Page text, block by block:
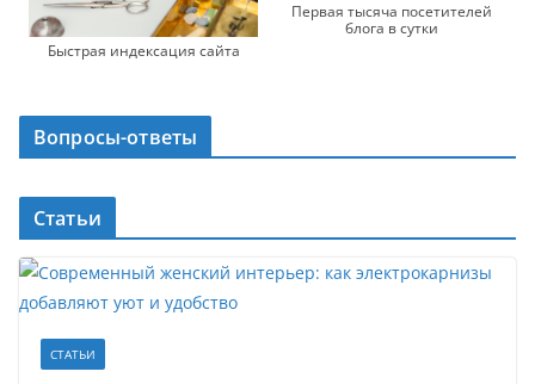
Быстрая индексация сайта
Первая тысяча посетителей
блога в сутки
Вопросы-ответы
Статьи
СТАТЬИ